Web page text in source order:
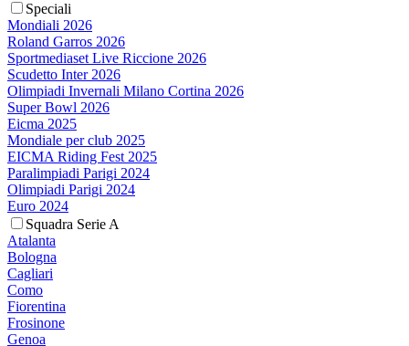
Speciali
Mondiali 2026
Roland Garros 2026
Sportmediaset Live Riccione 2026
Scudetto Inter 2026
Olimpiadi Invernali Milano Cortina 2026
Super Bowl 2026
Eicma 2025
Mondiale per club 2025
EICMA Riding Fest 2025
Paralimpiadi Parigi 2024
Olimpiadi Parigi 2024
Euro 2024
Squadra Serie A
Atalanta
Bologna
Cagliari
Como
Fiorentina
Frosinone
Genoa